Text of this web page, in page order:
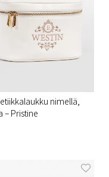
nimellä,
– Pristine